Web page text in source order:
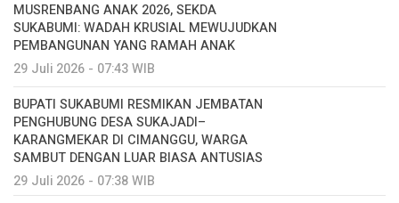
MUSRENBANG ANAK 2026, SEKDA
SUKABUMI: WADAH KRUSIAL MEWUJUDKAN
PEMBANGUNAN YANG RAMAH ANAK
29 Juli 2026 - 07:43 WIB
BUPATI SUKABUMI RESMIKAN JEMBATAN
PENGHUBUNG DESA SUKAJADI–
KARANGMEKAR DI CIMANGGU, WARGA
SAMBUT DENGAN LUAR BIASA ANTUSIAS
29 Juli 2026 - 07:38 WIB